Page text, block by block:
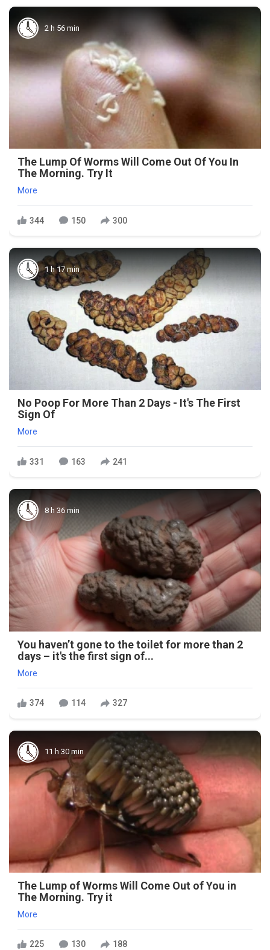
2 h 56 min
The Lump Of Worms Will Come Out Of You In
The Morning. Try It
More
344 150 300
1 h 17 min
No Poop For More Than 2 Days - It's The First
Sign Of
More
331 163 241
8 h 36 min
You haven’t gone to the toilet for more than 2
days – it's the first sign of...
More
374 114 327
11 h 30 min
The Lump of Worms Will Come Out of You in
The Morning. Try it
More
225 130 188